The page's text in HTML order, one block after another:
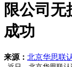
限公司
成功
来源： 北京华思联